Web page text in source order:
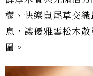
檬、快樂鼠尾草交
息，讓優雅雪松木
圍。